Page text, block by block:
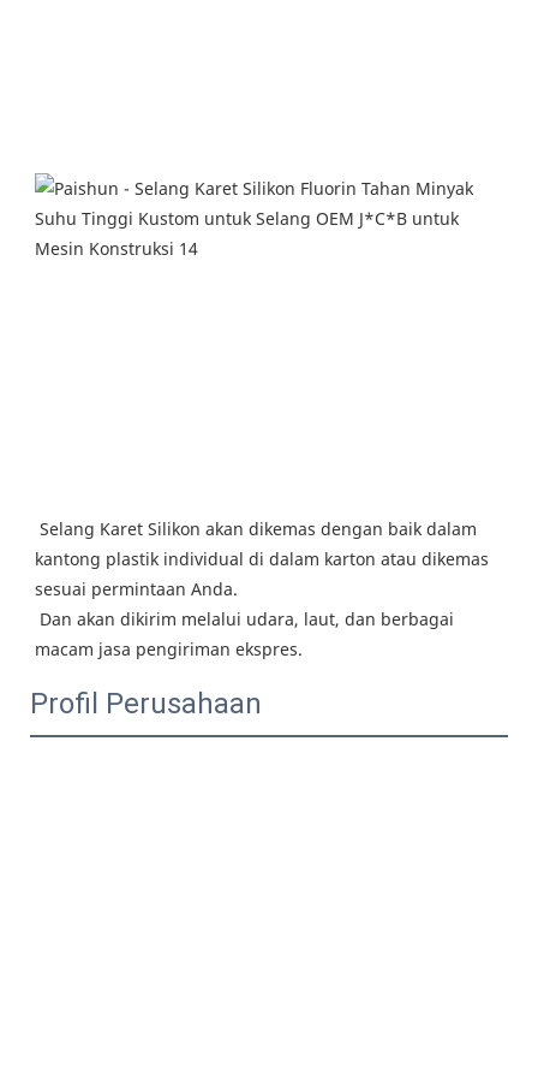
Selang Karet Silikon akan dikemas dengan baik dalam
kantong plastik individual di dalam karton atau dikemas
sesuai permintaan Anda.
macam jasa pengiriman ekspres.
Profil Perusahaan